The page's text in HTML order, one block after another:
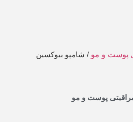
پوست و مو / شامپو بیوکسین
پوست و مو